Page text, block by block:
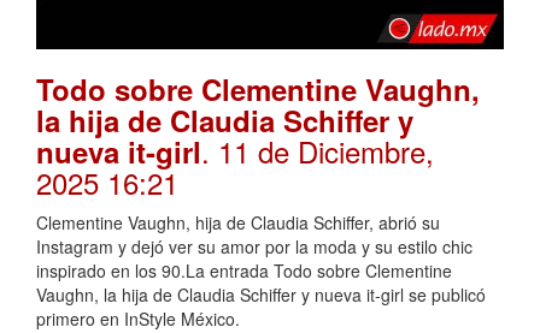
Todo sobre Clementine Vaughn,
la hija de Claudia Schiffer y
nueva it-girl. 11 de Diciembre,
2025 16:21
Clementine Vaughn, hija de Claudia Schiffer, abrió su
Instagram y dejó ver su amor por la moda y su estilo chic
inspirado en los 90.La entrada Todo sobre Clementine
Vaughn, la hija de Claudia Schiffer y nueva it-girl se publicó
primero en InStyle México.